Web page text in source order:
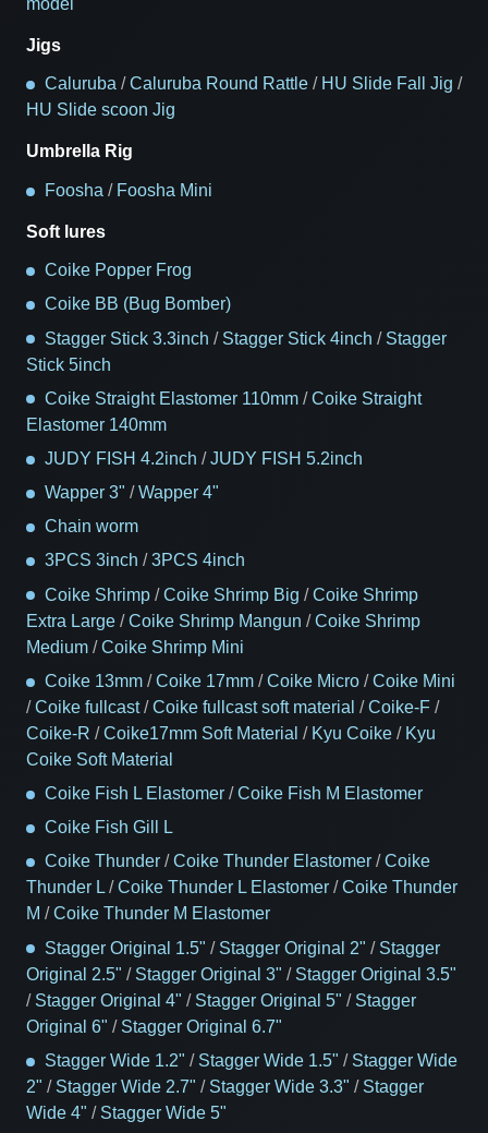
model
Jigs
Caluruba /Caluruba Round Rattle/ HU Slide Fall Jig /
HU Slide scoon Jig
Umbrella Rig
Foosha / Foosha Mini
Soft lures
Coike Popper Frog
Coike BB (Bug Bomber)
Stagger Stick 3.3inch / Stagger Stick 4inch / Stagger
Stick 5inch
Coike Straight Elastomer 110mm/Coike Straight
Elastomer 140mm
JUDY FISH 4.2inch /JUDY FISH 5.2inch
Wapper 3" /Wapper 4"
Chain worm
3PCS 3inch / 3PCS 4inch
Coike Shrimp/Coike Shrimp Big /Coike Shrimp
Extra Large /Coike Shrimp Mangun /Coike Shrimp
Medium /Coike Shrimp Mini
Coike 13mm/Coike 17mm/Coike Micro/Coike Mini
/Coike fullcast/Coike fullcast soft material /Coike-F /
Coike-R /Coike17mm Soft Material / Kyu Coike / Kyu
Coike Soft Material
Coike Fish L Elastomer/Coike Fish M Elastomer
Coike Fish Gill L
Coike Thunder/Coike Thunder Elastomer/Coike
Thunder L/Coike Thunder L Elastomer /Coike Thunder
M /Coike Thunder M Elastomer
Stagger Original 1.5" / Stagger Original 2" / Stagger
Original 2.5" / Stagger Original 3" / Stagger Original 3.5"
/ Stagger Original 4" / Stagger Original 5" / Stagger
Original 6" / Stagger Original 6.7"
Stagger Wide 1.2" / Stagger Wide 1.5" / Stagger Wide
2" / Stagger Wide 2.7" / Stagger Wide 3.3" / Stagger
Wide 4" / Stagger Wide 5"